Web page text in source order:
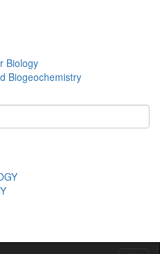
Biology
Biogeochemistry